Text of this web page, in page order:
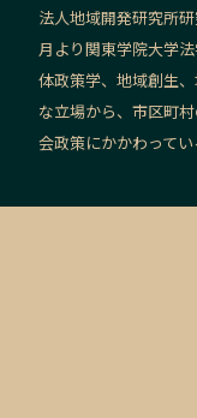
法人地域開発研究所
月より関東学院大学
体政策学、地域創生
な立場から、市区町
会政策にかかわってい